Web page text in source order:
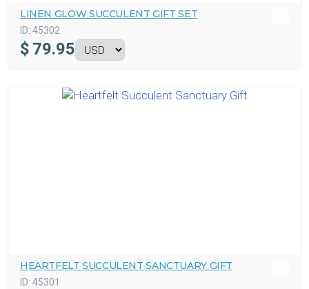
LINEN GLOW SUCCULENT GIFT SET
ID: 45302
$ 79.95
HEARTFELT SUCCULENT SANCTUARY GIFT
ID: 45301